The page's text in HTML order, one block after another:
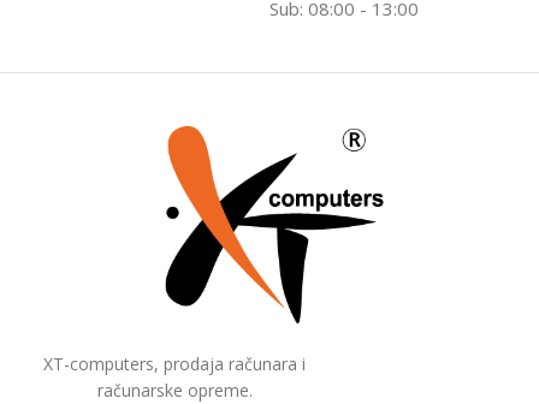
Sub: 08:00 - 13:00
XT-computers, prodaja računara i
računarske opreme.